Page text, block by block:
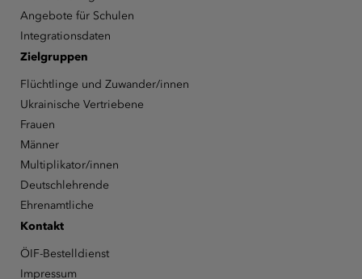
Angebote für Schulen
Integrationsdaten
Zielgruppen
Flüchtlinge und Zuwander/innen
Ukrainische Vertriebene
Frauen
Männer
Multiplikator/innen
Deutschlehrende
Ehrenamtliche
Kontakt
ÖIF-Bestelldienst
Impressum